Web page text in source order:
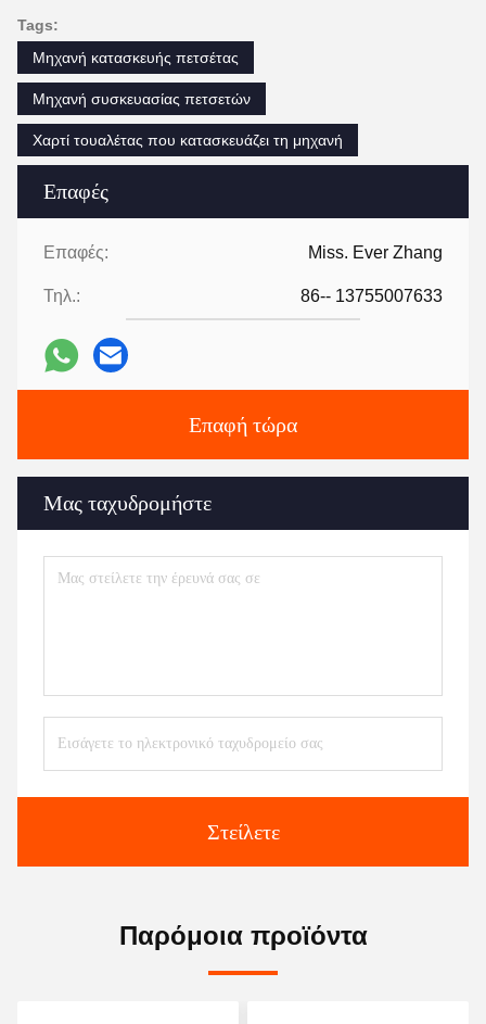
Επαφές
Επαφές: Miss. Ever Zhang
Τηλ.: 86-- 13755007633
Επαφή τώρα
Μας ταχυδρομήστε
Στείλετε
Tags:
Μηχανή κατασκευής πετσέτας
Μηχανή συσκευασίας πετσετών
Χαρτί τουαλέτας που κατασκευάζει τη μηχανή
Παρόμοια προϊόντα